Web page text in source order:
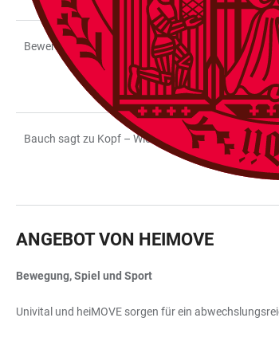
Bewerbung und Zulassung – Wie erhalte ich einen
Bauch sagt zu Kopf – Wie Sie eine gute
ANGEBOT VON HEIMOVE
Bewegung, Spiel und Sport
Univital und heiMOVE sorgen für ein